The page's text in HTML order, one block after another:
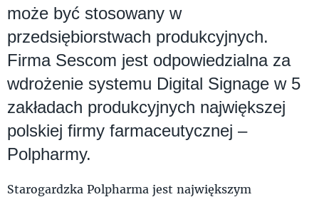
może być stosowany w
przedsiębiorstwach produkcyjnych.
Firma Sescom jest odpowiedzialna za
wdrożenie systemu Digital Signage w 5
zakładach produkcyjnych największej
polskiej firmy farmaceutycznej –
Polpharmy.
Starogardzka Polpharma jest największym